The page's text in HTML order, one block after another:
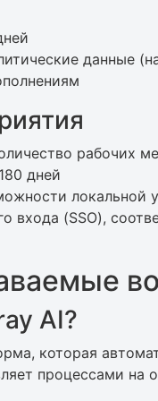
данные
рабочих
дней
локальной
входа (SSO),
AI?
которая
процессами на